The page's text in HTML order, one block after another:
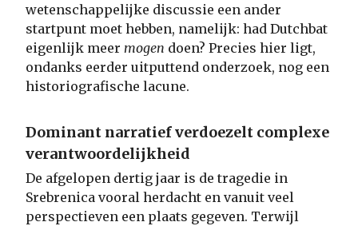
wetenschappelijke discussie een ander
startpunt moet hebben, namelijk: had Dutchbat
eigenlijk meer mogen doen? Precies hier ligt,
ondanks eerder uitputtend onderzoek, nog een
historiografische lacune.
Dominant narratief verdoezelt complexe
verantwoordelijkheid
De afgelopen dertig jaar is de tragedie in
Srebrenica vooral herdacht en vanuit veel
perspectieven een plaats gegeven. Terwijl